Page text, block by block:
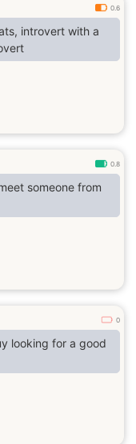
0.6
introvert with a
0.8
someone from
0
looking for a good